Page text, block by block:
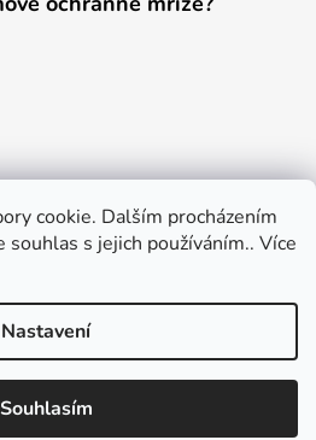
cookie. Dalším procházením
s jejich používáním.. Více
Nastavení
Souhlasím
Shoptet
| Partner pro firmy, obce a